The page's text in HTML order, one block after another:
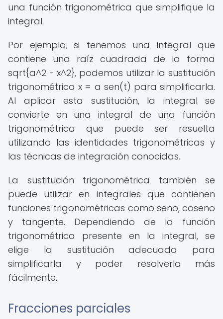
una función trigonométrica que simplifique la
integral.
Por ejemplo, si tenemos una integral que
contiene una raíz cuadrada de la forma
sqrt{a^2 - x^2}, podemos utilizar la sustitución
trigonométrica x = a sen(t) para simplificarla.
Al aplicar esta sustitución, la integral se
convierte en una integral de una función
trigonométrica que puede ser resuelta
utilizando las identidades trigonométricas y
las técnicas de integración conocidas.
La sustitución trigonométrica también se
puede utilizar en integrales que contienen
funciones trigonométricas como seno, coseno
y tangente. Dependiendo de la función
trigonométrica presente en la integral, se
elige la sustitución adecuada para
simplificarla y poder resolverla más
fácilmente.
Fracciones parciales